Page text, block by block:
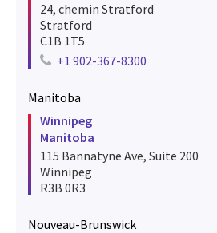
24, chemin Stratford
Stratford
C1B 1T5
+1 902-367-8300
Manitoba
Winnipeg
Manitoba
115 Bannatyne Ave, Suite 200
Winnipeg
R3B 0R3
Nouveau-Brunswick